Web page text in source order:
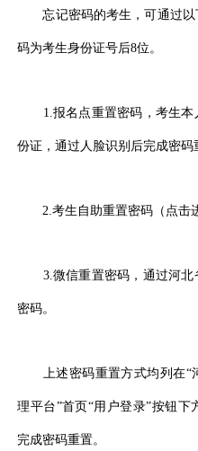
忘记密码的考生，可通过以
码为考生身份证号后8位。
1.报名点重置密码，考生本
份证，通过人脸识别后完成密码
2.考生自助重置密码（点击
3.微信重置密码，通过河北
密码。
上述密码重置方式均列在“
理平台”首页“用户登录”按钮下
完成密码重置。